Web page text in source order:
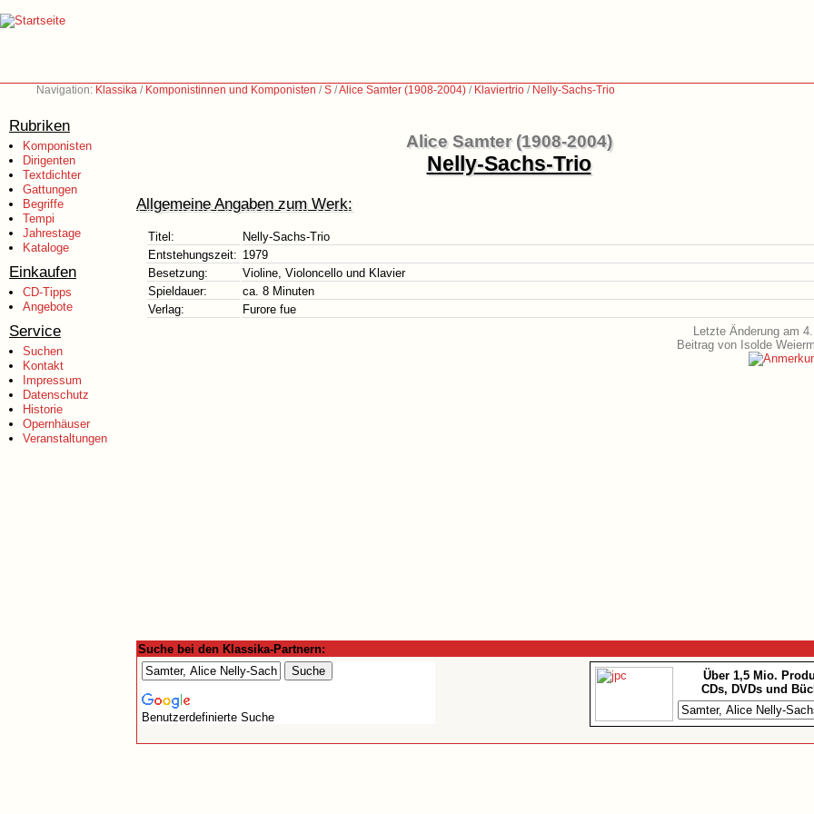
Navigation: Klassika / Komponistinnen und Komponisten /S /Alice Samter (1908-2004) / Klaviertrio / Nelly-Sachs-Trio
Rubriken
Komponisten
Dirigenten
Textdichter
Gattungen
Begriffe
Tempi
Jahrestage
Kataloge
Einkaufen
CD-Tipps
Angebote
Service
Suchen
Kontakt
Impressum
Datenschutz
Historie
Opernhäuser
Veranstaltungen
Alice Samter (1908-2004)
Nelly-Sachs-Trio
Allgemeine Angaben zum Werk:
Titel:
Nelly-Sachs-Trio
Entstehungszeit: 1979
Besetzung:
Violine, Violoncello und Klavier
Spieldauer:
ca. 8 Minuten
Verlag:
Furore fue
Letzte Änderung am
Beitrag von Isolde
Suche bei den Klassika-Partnern:
Benutzerdefinierte Suche
Über 1,5 Mio.
CDs, DVDs und